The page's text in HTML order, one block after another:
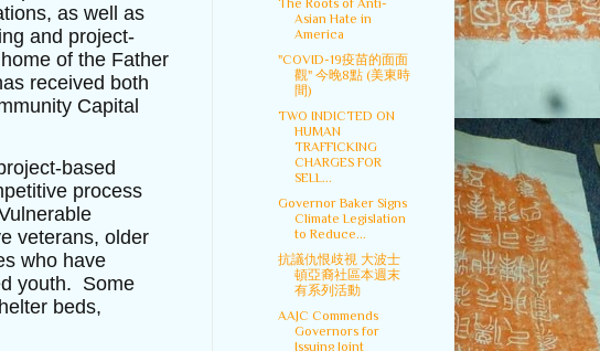
as well as
and project-
of the Father
received both
Capital
based
process
veterans, older
who have
youth. Some
beds,
The Roots of Anti-
Asian Hate in
America
"COVID-19疫苗的面面
觀" 今晚8點 (美東時
間)
TWO INDICTED ON
HUMAN
TRAFFICKING
CHARGES FOR
SELL...
Governor Baker Signs
Climate Legislation
to Reduce...
抗議仇恨歧視 大波士
頓亞裔社區本週末
有系列活動
AAJC Commends
Governors for
Issuing Joint